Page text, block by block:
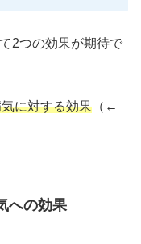
2つの効果が期待で
に対する効果 （←
への効果